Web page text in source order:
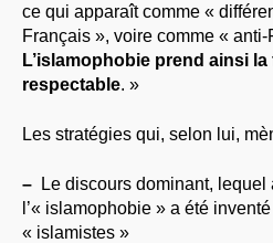
ce qui apparaît comme «
Français », voire comme « anti-
L’islamophobie prend ainsi
respectable. »
Les stratégies qui, selon lui,
– Le discours dominant, lequel
l’« islamophobie » a été
« islamistes »